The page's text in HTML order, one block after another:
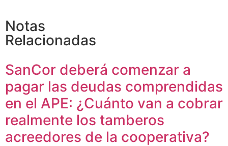
Notas
Relacionadas
SanCor deberá comenzar a
pagar las deudas comprendidas
en el APE: ¿Cuánto van a cobrar
realmente los tamberos
acreedores de la cooperativa?